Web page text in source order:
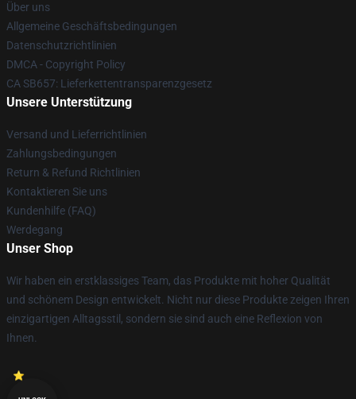
Über uns
Allgemeine Geschäftsbedingungen
Datenschutzrichtlinien
DMCA - Copyright Policy
CA SB657: Lieferkettentransparenzgesetz
Unsere Unterstützung
Versand und Lieferrichtlinien
Zahlungsbedingungen
Return & Refund Richtlinien
Kontaktieren Sie uns
Kundenhilfe (FAQ)
Werdegang
Unser Shop
Wir haben ein erstklassiges Team, das Produkte mit hoher Qualität
und schönem Design entwickelt. Nicht nur diese Produkte zeigen Ihren
einzigartigen Alltagsstil, sondern sie sind auch eine Reflexion von
Ihnen.